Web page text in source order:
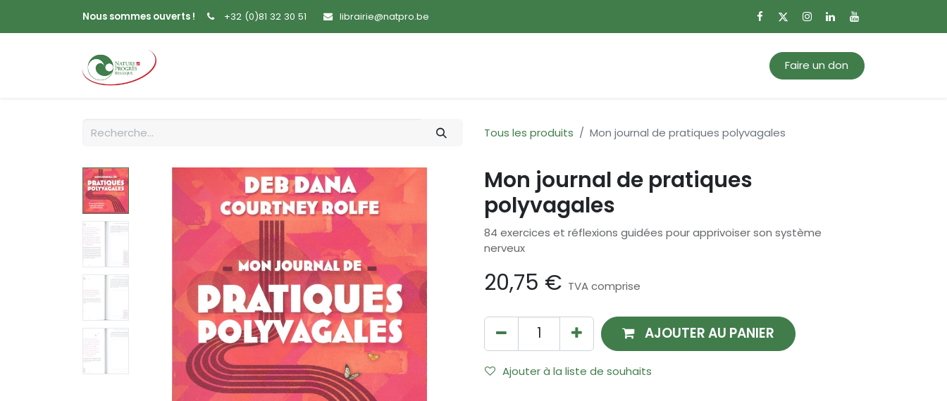
Nous sommes ouverts ! +32 (0)81 32 30 51 librairie@natpro.be
Faire un don
Tous les produits Mon journal de pratiques polyvagales
Mon journal de pratiques
polyvagales
84 exercices et réflexions guidées pour apprivoiser son système
nerveux
20,75 € TVA comprise
AJOUTER AU PANIER
Ajouter à la liste de souhaits